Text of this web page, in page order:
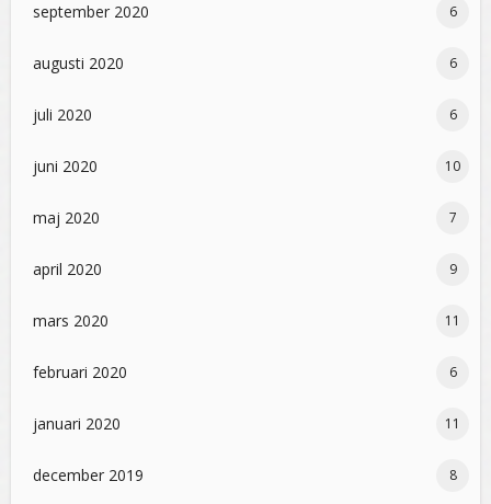
september 2020 6
augusti 2020 6
juli 2020 6
juni 2020 10
maj 2020 7
april 2020 9
mars 2020 11
februari 2020 6
januari 2020 11
december 2019 8